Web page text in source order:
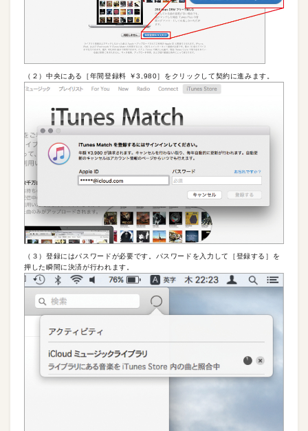
（２）中央にある［年間登録料 ￥3,980］をクリックして契約に進みます。
（３）登録にはパスワードが必要です。パスワードを入力して［登録する］を
押した瞬間に決済が行われます。